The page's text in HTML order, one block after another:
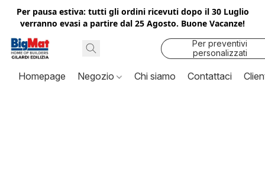
Per pausa estiva: tutti gli ordini ricevuti dopo il 30 Luglio
verranno evasi a partire dal 25 Agosto. Buone Vacanze!
Per preventivi
personalizzati
contattaci
Homepage Negozio Chi siamo Contattaci